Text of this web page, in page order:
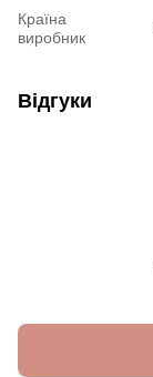
Країна
виробник
Відгуки